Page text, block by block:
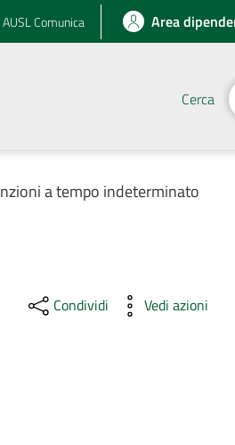
AUSL Comunica Area
Cerca
a tempo indeterminato
Condividi Vedi azioni